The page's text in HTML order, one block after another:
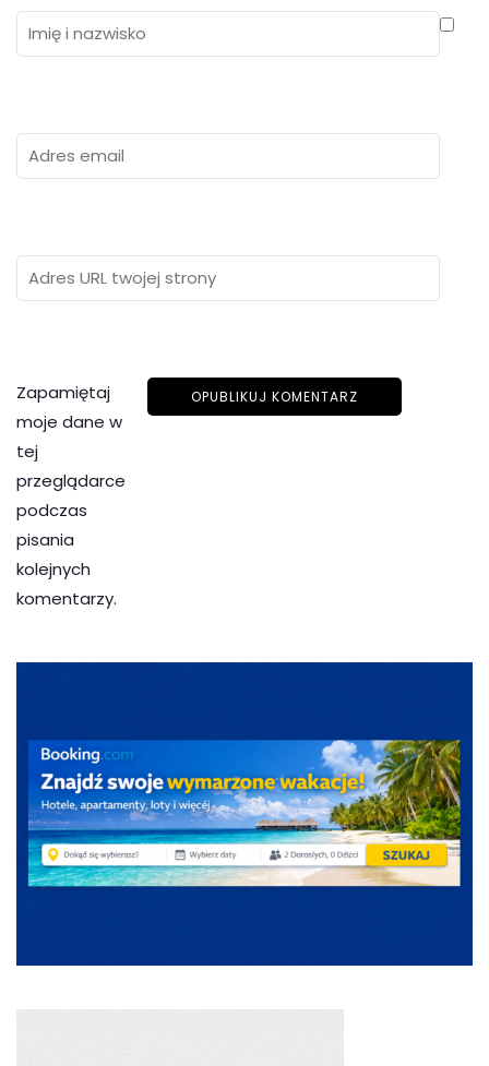
Zapamiętaj
moje dane w
tej
przeglądarce
podczas
pisania
kolejnych
komentarzy.